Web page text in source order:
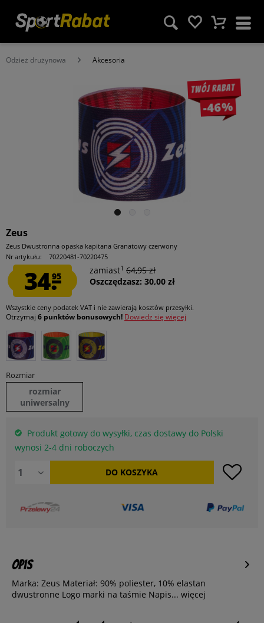
Odzież drużynowa Akcesoria
Twój rabat
-46%
Zeus
Zeus Dwustronna opaska kapitana Granatowy czerwony
Nr artykułu:
70220481-70220475
34.95
zamiast1 64,95 zł
Oszczędzasz: 30,00 zł
Wszystkie ceny podatek VAT i nie zawierają kosztów przesyłki.
Otrzymaj 6 punktów bonusowych! Dowiedz się więcej
Rozmiar
rozmiar
uniwersalny
Produkt gotowy do wysyłki, czas dostawy do Polski
wynosi 2-4 dni roboczych
DO KOSZYKA
Opis
Marka: Zeus Materiał: 90% poliester, 10% elastan
dwustronne Logo marki na taśmie Napis... więcej